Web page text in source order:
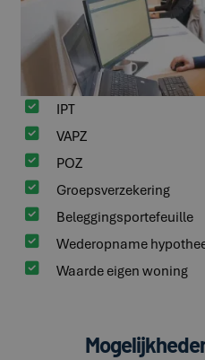
 IPT
 VAPZ
 POZ
 Groepsverzekering
 Beleggingsportefeuille
 Wederopname
 Waarde eigen woning